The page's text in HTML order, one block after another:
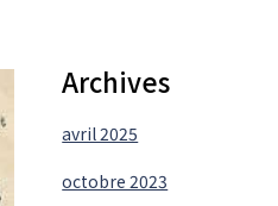
Archives
avril 2025
octobre 2023